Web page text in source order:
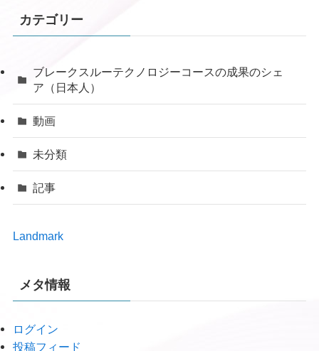
カテゴリー
ブレークスルーテクノロジーコースの成果のシェ
ア（日本人）
動画
未分類
記事
Landmark
メタ情報
ログイン
投稿フィード